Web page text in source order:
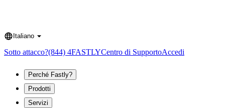
Language
Italiano
Sotto attacco?(844) 4FASTLYCentro di SupportoAccedi
Perché Fastly?
Prodotti
Servizi